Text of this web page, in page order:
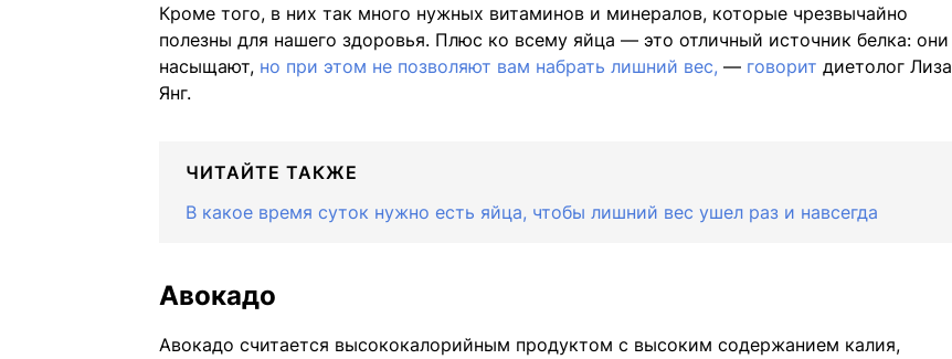
Кроме того, в них так много нужных витаминов и минералов, которые чрезвычайно
полезны для нашего здоровья. Плюс ко всему яйца — это отличный источник белка: они
насыщают, но при этом не позволяют вам набрать лишний вес, — говорит диетолог Лиза
Янг.
ЧИТАЙТЕ ТАКЖЕ
В какое время суток нужно есть яйца, чтобы лишний вес ушел раз и навсегда
Авокадо
Авокадо считается высококалорийным продуктом с высоким содержанием калия,